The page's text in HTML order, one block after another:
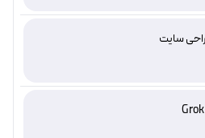
سایت